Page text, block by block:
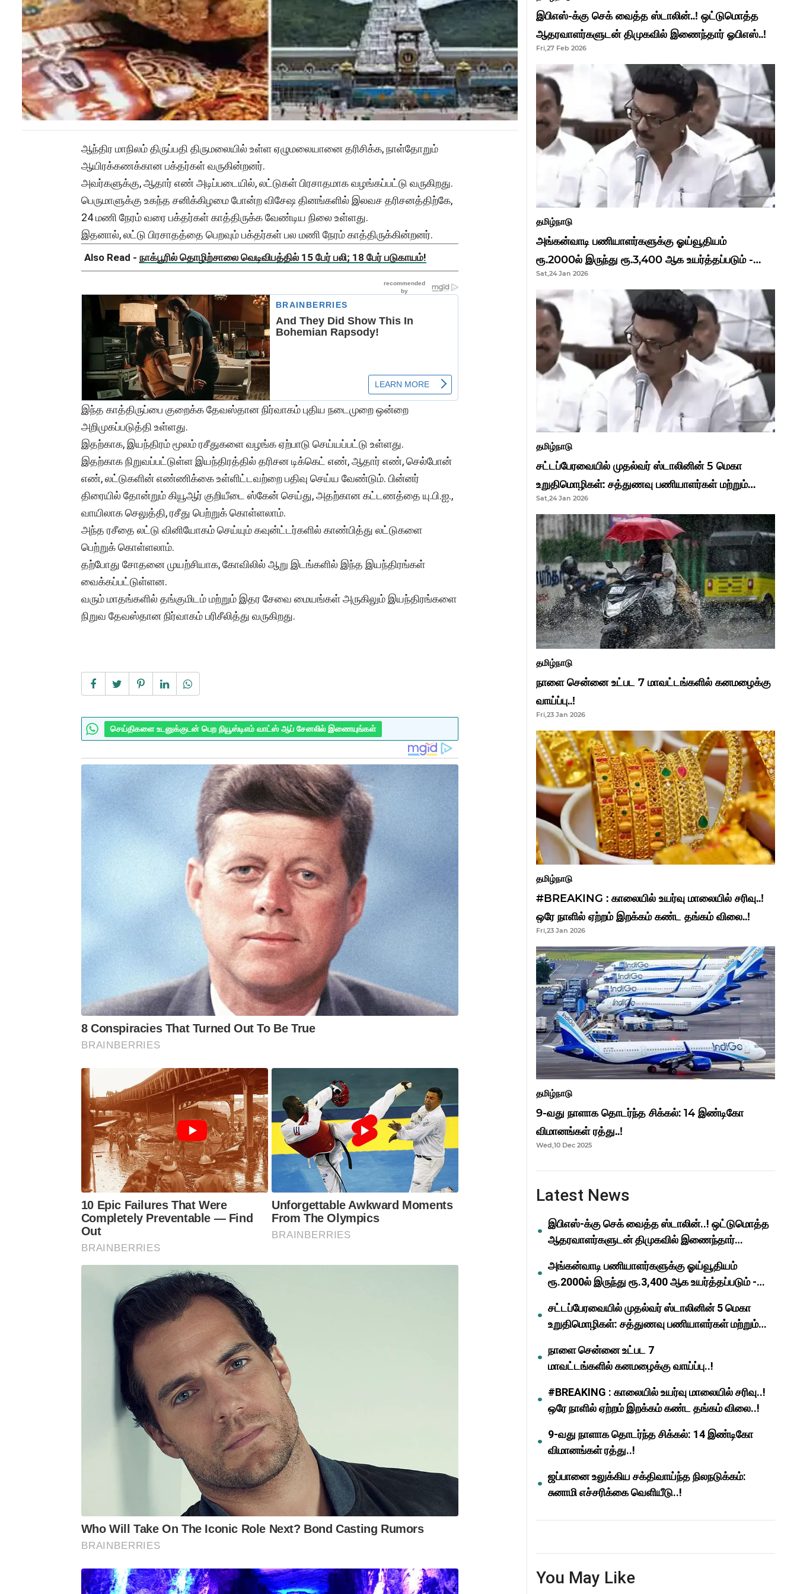
ஆந்திர மாநிலம் திருப்பதி திருமலையில் உள்ள ஏழுமலையானை தரிசிக்க, நாள்தோறும்
ஆயிரக்கணக்கான பக்தர்கள் வருகின்றனர்.
அவர்களுக்கு, ஆதார் எண் அடிப்படையில், லட்டுகள் பிரசாதமாக வழங்கப்பட்டு வருகிறது.
பெருமாளுக்கு உகந்த சனிக்கிழமை போன்ற விசேஷ தினங்களில் இலவச தரிசனத்திற்கே,
24 மணி நேரம் வரை பக்தர்கள் காத்திருக்க வேண்டிய நிலை உள்ளது.
இதனால், லட்டு பிரசாதத்தை பெறவும் பக்தர்கள் பல மணி நேரம் காத்திருக்கின்றனர்.
Also Read - நாக்பூரில் தொழிற்சாலை வெடிவிபத்தில் 15 பேர் பலி; 18 பேர் படுகாயம்!
இந்த காத்திருப்பை குறைக்க தேவஸ்தான நிர்வாகம் புதிய நடைமுறை ஒன்றை
அறிமுகப்படுத்தி உள்ளது.
இதற்காக, இயந்திரம் மூலம் ரசீதுகளை வழங்க ஏற்பாடு செய்யப்பட்டு உள்ளது.
இதற்காக நிறுவப்பட்டுள்ள இயந்திரத்தில் தரிசன டிக்கெட் எண், ஆதார் எண், செல்போன்
எண், லட்டுகளின் எண்ணிக்கை உள்ளிட்டவற்றை பதிவு செய்ய வேண்டும். பின்னர்
திரையில் தோன்றும் கியூஆர் குறியீடை ஸ்கேன் செய்து, அதற்கான கட்டணத்தை யு.பி.ஐ.,
வாயிலாக செலுத்தி, ரசீது பெற்றுக் கொள்ளலாம்.
அந்த ரசீதை லட்டு வினியோகம் செய்யும் கவுன்ட்டர்களில் காண்பித்து லட்டுகளை
பெற்றுக் கொள்ளலாம்.
தற்போது சோதனை முயற்சியாக, கோவிலில் ஆறு இடங்களில் இந்த இயந்திரங்கள்
வைக்கப்பட்டுள்ளன.
வரும் மாதங்களில் தங்குமிடம் மற்றும் இதர சேவை மையங்கள் அருகிலும் இயந்திரங்களை
நிறுவ தேவஸ்தான நிர்வாகம் பரிசீலித்து வருகிறது.
செய்திகளை உடனுக்குடன் பெற நியூஸ்டிஎம் வாட்ஸ் ஆப் சேனலில் இணையுங்கள்
இபிஎஸ்-க்கு செக் வைத்த ஸ்டாலின்..! ஒட்டுமொத்த
ஆதரவாளர்களுடன் திமுகவில் இணைந்தார் ஓபிஎஸ்..!
Fri,27 Feb 2026
தமிழ்நாடு
அங்கன்வாடி பணியாளர்களுக்கு ஓய்வூதியம்
ரூ.2000ல் இருந்து ரூ.3,400 ஆக உயர்த்தப்படும் -
முதல்வர் மு.க.ஸ்டாலின்..!
Sat,24 Jan 2026
தமிழ்நாடு
சட்டப்பேரவையில் முதல்வர் ஸ்டாலினின் 5 மெகா
உறுதிமொழிகள்: சத்துணவு பணியாளர்கள் மற்றும்
ஆசிரியர்களுக்கு ஜாக்பாட்!
Sat,24 Jan 2026
தமிழ்நாடு
நாளை சென்னை உட்பட 7 மாவட்டங்களில் கனமழைக்கு
வாய்ப்பு..!
Fri,23 Jan 2026
தமிழ்நாடு
#BREAKING : காலையில் உயர்வு மாலையில் சரிவு..!
ஒரே நாளில் ஏற்றம் இறக்கம் கண்ட தங்கம் விலை..!
Fri,23 Jan 2026
தமிழ்நாடு
9-வது நாளாக தொடர்ந்த சிக்கல்: 14 இண்டிகோ
விமானங்கள் ரத்து..!
Wed,10 Dec 2025
Latest News
இபிஎஸ்-க்கு செக் வைத்த ஸ்டாலின்..! ஒட்டுமொத்த
ஆதரவாளர்களுடன் திமுகவில் இணைந்தார்
அங்கன்வாடி பணியாளர்களுக்கு ஓய்வூதியம்
ரூ.2000ல் இருந்து ரூ.3,400 ஆக உயர்த்தப்படும் -
சட்டப்பேரவையில் முதல்வர் ஸ்டாலினின் 5 மெகா
உறுதிமொழிகள்: சத்துணவு பணியாளர்கள் மற்றும்
நாளை சென்னை உட்பட 7
மாவட்டங்களில் கனமழைக்கு வாய்ப்பு..!
#BREAKING : காலையில் உயர்வு மாலையில் சரிவு..!
ஒரே நாளில் ஏற்றம் இறக்கம் கண்ட தங்கம் விலை..!
9-வது நாளாக தொடர்ந்த சிக்கல்: 14 இண்டிகோ
விமானங்கள் ரத்து..!
ஜப்பானை உலுக்கிய சக்திவாய்ந்த நிலநடுக்கம்:
சுனாமி எச்சரிக்கை வெளியீடு..!
You May Like